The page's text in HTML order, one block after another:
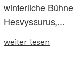
winterliche
Heavysaurus,...
weiter lesen